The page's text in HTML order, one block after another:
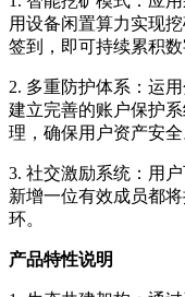
用设备闲置算力实现
签到，即可持续累积数
2. 多重防护体系：运
建立完善的账户保护
理，确保用户资产安全
3. 社交激励系统：用
新增一位有效成员都
环。
产品特性说明